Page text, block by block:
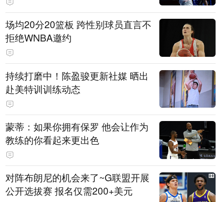
场均20分20篮板 跨性别球员直言不
拒绝WNBA邀约
持续打磨中！陈盈骏更新社媒 晒出
赴美特训训练动态
蒙蒂：如果你拥有保罗 他会让作为
教练的你看起来更出色
对阵布朗尼的机会来了~G联盟开展
公开选拔赛 报名仅需200+美元